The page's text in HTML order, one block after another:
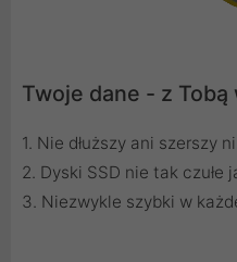
Twoje dane - z Tobą
1. Nie dłuższy ani szerszy
2. Dyski SSD nie tak czułe
3. Niezwykle szybki w